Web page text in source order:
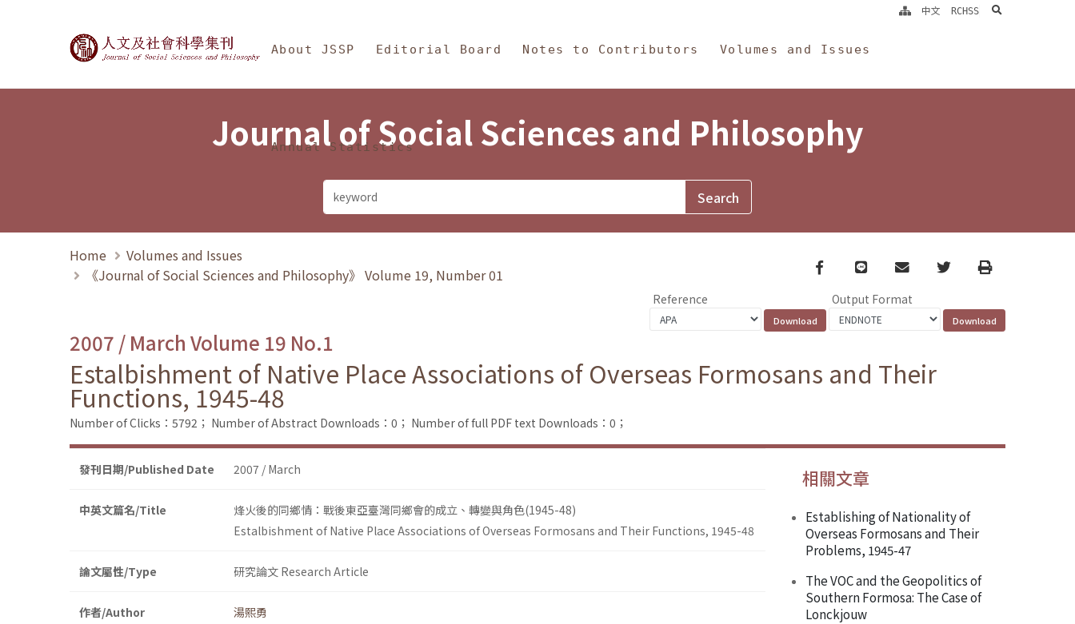
Journal of Social Sciences and Philosophy
About JSSP Editorial Board Notes to Contributors Volumes and Issues
Annual Statistics
中文 RCHSS search
Journal of Social Sciences and Philosophy
Home
Volumes and Issues
《Journal of Social Sciences and Philosophy》 Volume 19, Number 01
Facebook
line email TwitterPrint
Reference Output Format
2007 / March Volume 19 No.1
Estalbishment of Native Place Associations of Overseas Formosans and Their
Functions, 1945-48
Number of Clicks：5792； Number of Abstract Downloads：0； Number of full PDF text Downloads：0；
發刊日期/Published Date 2007 / March
中英文篇名/Title
烽火後的同鄉情：戰後東亞臺灣同鄉會的成立、轉變與角色(1945-48)
Estalbishment of Native Place Associations of Overseas Formosans and Their Functions, 1945-48
論文屬性/Type 研究論文 Research Article
作者/Author
湯熙勇
相關文章
Establishing of Nationality of
Overseas Formosans and Their
Problems, 1945-47
The VOC and the Geopolitics of
Southern Formosa: The Case of
Lonckjouw